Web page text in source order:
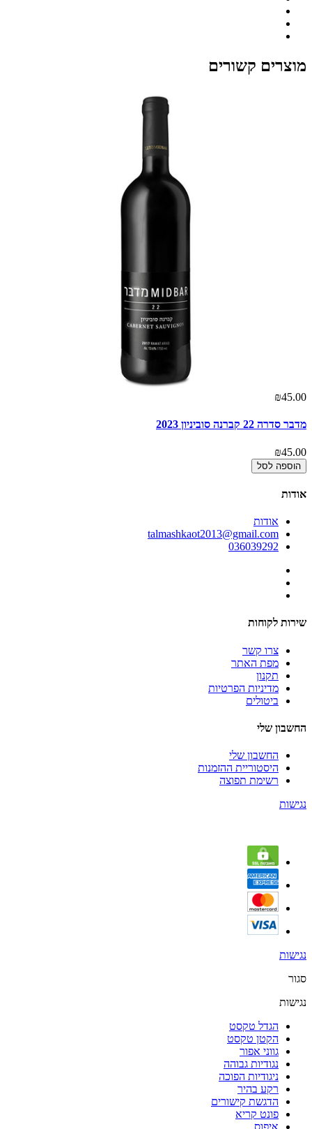
מוצרים קשורים
₪45.00
מדבר סדרה 22 קברנה סוביניון 2023
₪45.00
הוספה לסל
אודות
אודות
talmashkaot2013@gmail.com
036039292
שירות לקוחות
צרו קשר
מפת האתר
תקנון
מדיניות הפרטיות
ביטולים
החשבון שלי
החשבון שלי
היסטוריית ההזמנות
רשימת תפוצה
נגישות
נגישות
סגור
נגישות
הגדל טקסט
הקטן טקסט
גווני אפור
נגודיות גבוהה
ניגודיות הפוכה
רקע בהיר
הדגשת קישורים
פונט קריא